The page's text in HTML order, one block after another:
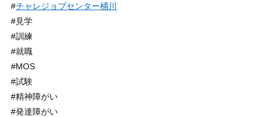
#チャレジョブセンター桶川
#見学
#訓練
#就職
#MOS
#試験
#精神障がい
#発達障がい